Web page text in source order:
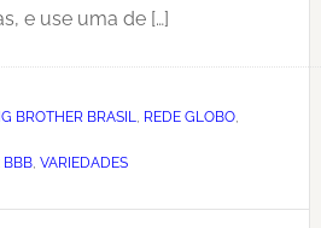
e use uma de […]
BROTHER BRASIL, REDE GLOBO,
BBB, VARIEDADES